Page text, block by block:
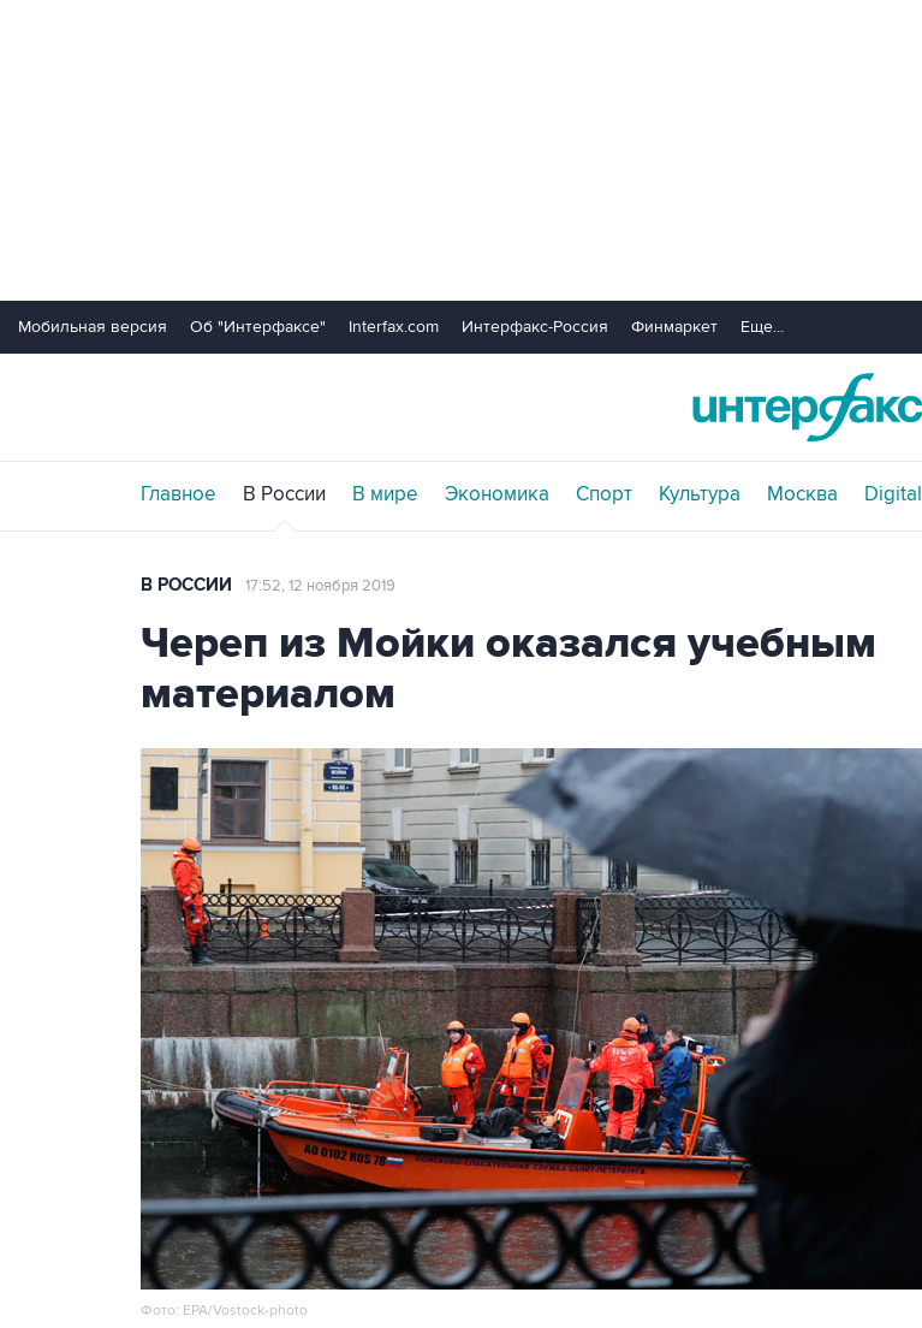
Мобильная версия Об "Интерфаксе" Interfax.com Интерфакс-Россия Финмаркет Еще...
Главное В России В мире Экономика Спорт Культура Москва Digital
В РОССИИ 17:52, 12 ноября 2019
Череп из Мойки оказался учебным
материалом
Фото: EPA/Vostock-photo